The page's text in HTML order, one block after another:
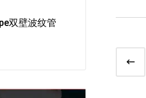
双壁波纹管